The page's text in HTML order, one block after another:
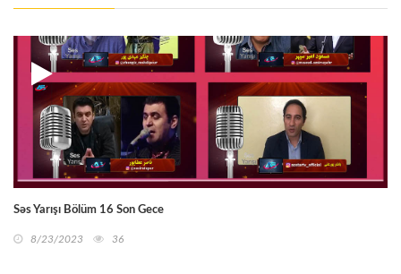
Səs Yarışı Bölüm 16 Son Gece
8/23/2023 36